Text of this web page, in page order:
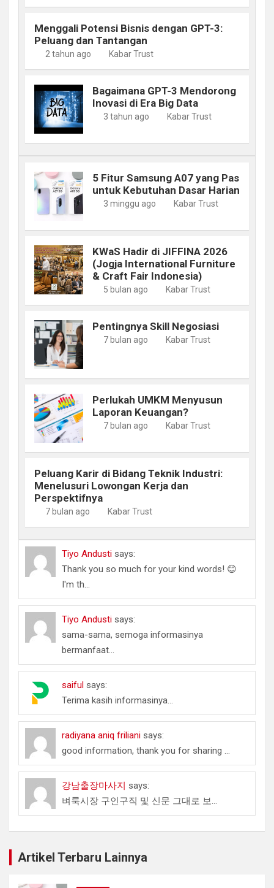
Menggali Potensi Bisnis dengan GPT-3:
Peluang dan Tantangan
2 tahun ago Kabar Trust
Bagaimana GPT-3 Mendorong
Inovasi di Era Big Data
3 tahun ago Kabar Trust
5 Fitur Samsung A07 yang Pas
untuk Kebutuhan Dasar Harian
3 minggu ago Kabar Trust
KWaS Hadir di JIFFINA 2026
(Jogja International Furniture
& Craft Fair Indonesia)
5 bulan ago Kabar Trust
Pentingnya Skill Negosiasi
7 bulan ago Kabar Trust
Perlukah UMKM Menyusun
Laporan Keuangan?
7 bulan ago Kabar Trust
Peluang Karir di Bidang Teknik Industri:
Menelusuri Lowongan Kerja dan
Perspektifnya
7 bulan ago Kabar Trust
Tiyo Andusti says:
Thank you so much for your kind words! 😊
I'm th...
Tiyo Andusti says:
sama-sama, semoga informasinya
bermanfaat...
saiful says:
Terima kasih informasinya...
radiyana aniq friliani says:
good information, thank you for sharing ...
강남출장마사지 says:
벼룩시장 구인구직 및 신문 그대로 보...
Artikel Terbaru Lainnya